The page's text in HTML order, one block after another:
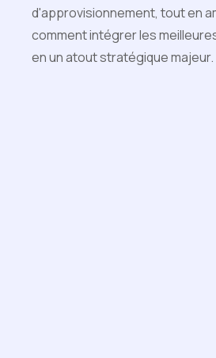
d'approvisionnement, tout en
comment intégrer les
en un atout stratégique majeur.